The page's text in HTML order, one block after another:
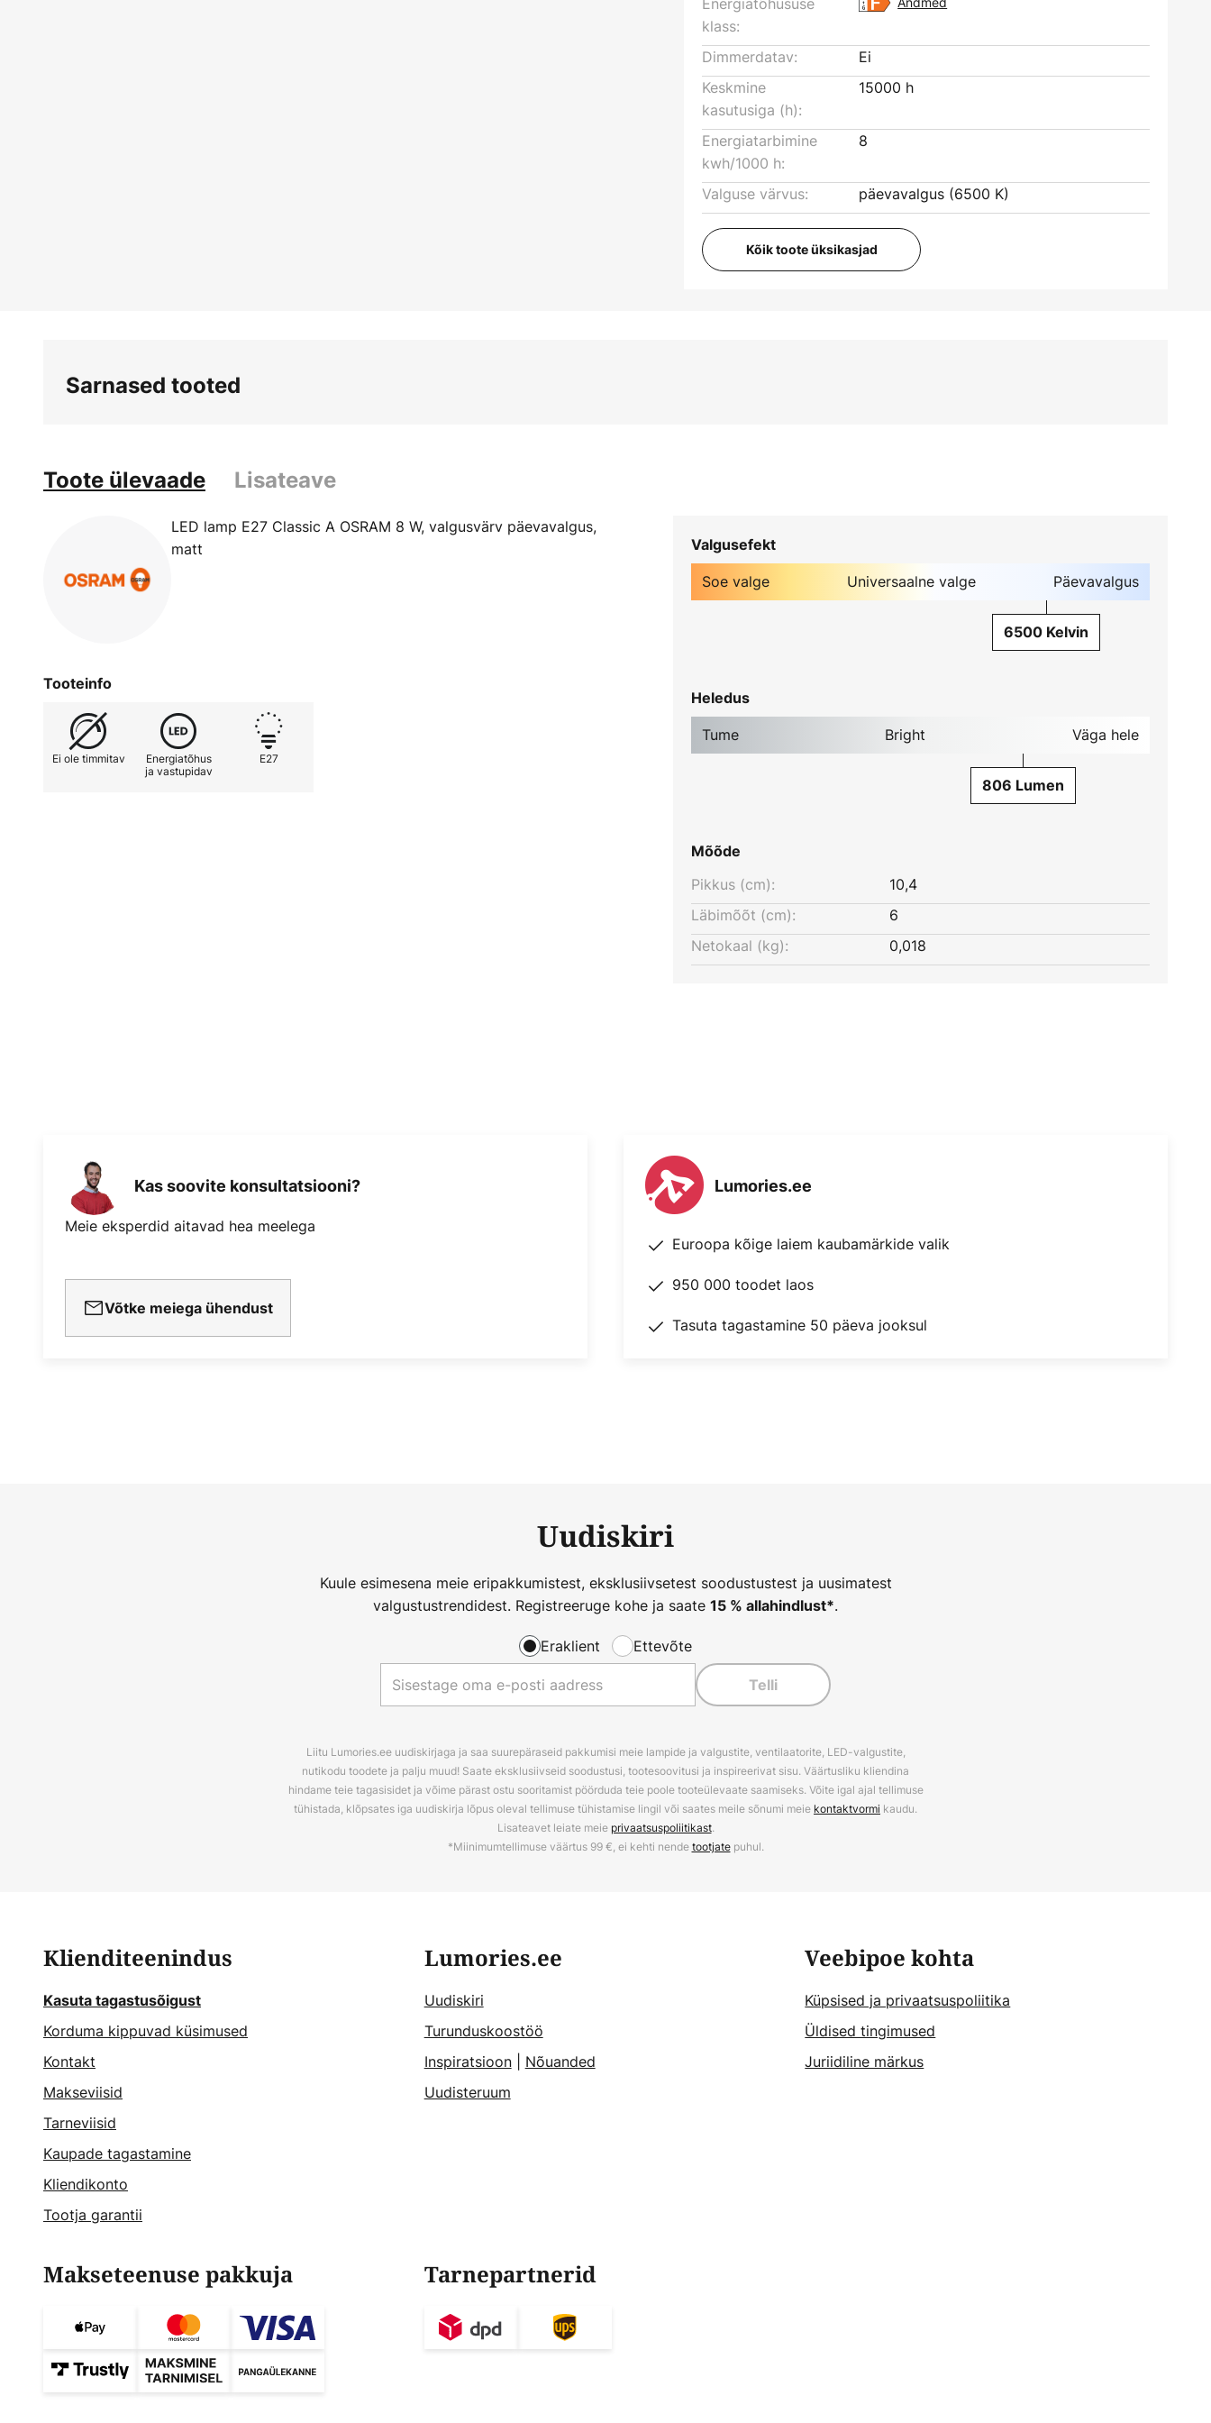
klass:
Dimmerdatav:
Ei
Keskmine
kasutusiga (h):
15000 h
Energiatarbimine
kwh/1000 h:
8
Valguse värvus: päevavalgus (6500 K)
Kõik toote üksikasjad
Sarnased tooted
Toote ülevaade Lisateave
LED lamp E27 Classic A OSRAM 8 W, valgusvärv päevavalgus,
matt
Tooteinfo
Ei ole timmitav
Energiatõhus
ja vastupidav
E27
Valgusefekt
Soe valge Universaalne valge Päevavalgus
6500 Kelvin
Heledus
Tume Bright Väga hele
806 Lumen
Mõõde
Pikkus (cm):
10,4
Läbimõõt (cm):
6
Netokaal (kg):
0,018
Kas soovite konsultatsiooni?
Meie eksperdid aitavad hea meelega
Võtke meiega ühendust
Lumories.ee
Euroopa kõige laiem kaubamärkide valik
950 000 toodet laos
Tasuta tagastamine 50 päeva jooksul
Uudiskiri
Kuule esimesena meie eripakkumistest, eksklusiivsetest soodustustest ja uusimatest
valgustustrendidest. Registreeruge kohe ja saate 15 % allahindlust*.
Eraklient Ettevõte
Telli
Liitu Lumories.ee uudiskirjaga ja saa suurepäraseid pakkumisi meie lampide ja valgustite, ventilaatorite, LED-valgustite,
nutikodu toodete ja palju muud! Saate eksklusiivseid soodustusi, tootesoovitusi ja inspireerivat sisu. Väärtusliku kliendina
hindame teie tagasisidet ja võime pärast ostu sooritamist pöörduda teie poole tooteülevaate saamiseks. Võite igal ajal tellimuse
tühistada, klõpsates iga uudiskirja lõpus oleval tellimuse tühistamise lingil või saates meile sõnumi meie kontaktvormi kaudu.
Lisateavet leiate meie privaatsuspoliitikast.
*Miinimumtellimuse väärtus 99 €, ei kehti nendetootjatepuhul.
Klienditeenindus
Kasuta tagastusõigust
Korduma kippuvad küsimused
Kontakt
Makseviisid
Tarneviisid
Kaupade tagastamine
Kliendikonto
Tootja garantii
Lumories.ee
Uudiskiri
Turunduskoostöö
Inspiratsioon| Nõuanded
Uudisteruum
Veebipoe kohta
Küpsised ja privaatsuspoliitika
Üldised tingimused
Juriidiline märkus
Makseteenuse pakkuja Tarnepartnerid